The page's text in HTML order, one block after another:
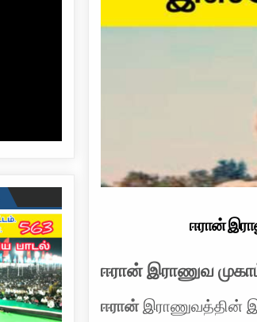
ஈரான்
ஈரான் இராணுவ
ஈரான்இராணுவத்தின்